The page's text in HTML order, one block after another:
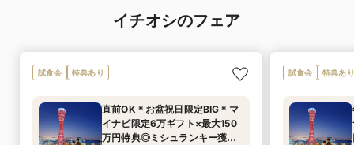
イチオシのフェア
試食会 特典あり
直前OK＊お盆祝日限定BIG＊マ
イナビ限定6万ギフト×最大150
万円特典◎ミシュランキー獲得
試食会 特典あり